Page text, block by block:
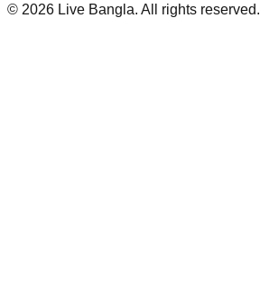
© 2026 Live Bangla. All rights reserved.